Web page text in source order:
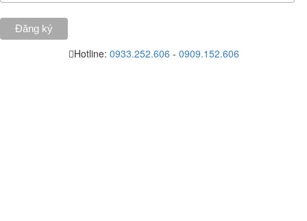
Hotline: 0933.252.606 - 0909.152.606